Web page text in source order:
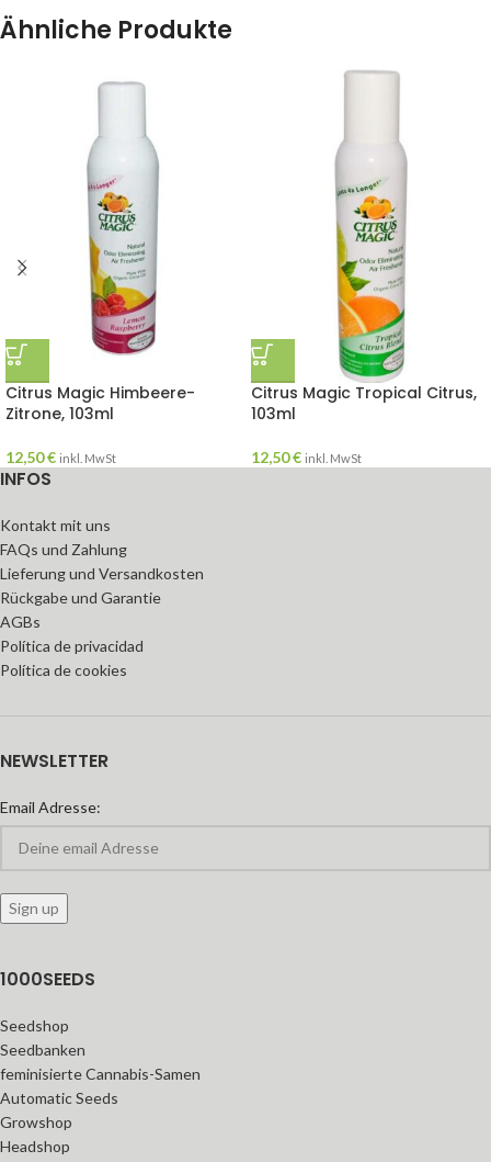
Ähnliche Produkte
Citrus Magic Himbeere-
Zitrone, 103ml
12,50€ inkl. MwSt
Citrus Magic Tropical Citrus,
103ml
12,50€ inkl. MwSt
INFOS
Kontakt mit uns
FAQs und Zahlung
Lieferung und Versandkosten
Rückgabe und Garantie
AGBs
Política de privacidad
Política de cookies
NEWSLETTER
Email Adresse:
1000SEEDS
Seedshop
Seedbanken
feminisierte Cannabis-Samen
Automatic Seeds
Growshop
Headshop